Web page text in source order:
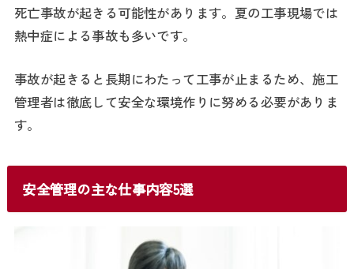
死亡事故が起きる可能性があります。夏の工事現場では
熱中症による事故も多いです。
事故が起きると長期にわたって工事が止まるため、施工
管理者は徹底して安全な環境作りに努める必要がありま
す。
安全管理の主な仕事内容5選